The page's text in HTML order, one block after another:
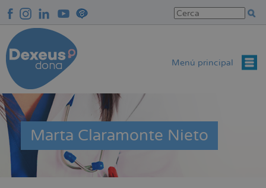
contingut
Menú principal
Marta Claramonte Nieto